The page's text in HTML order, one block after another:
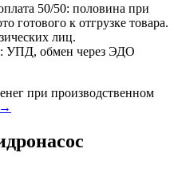
50/50: половина при
готового к отгрузке товара.
лиц.
УПД, обмен через ЭДО
при производственном
→